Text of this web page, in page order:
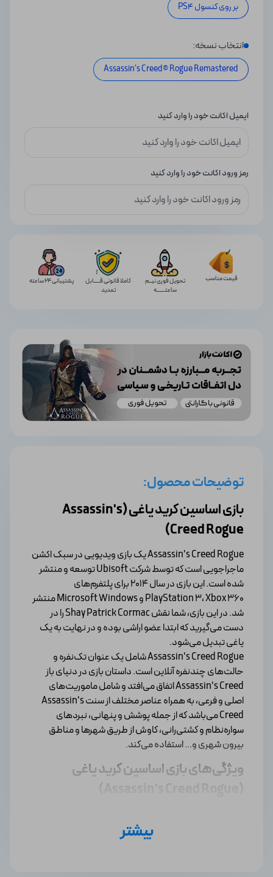
بر روی کنسول PS4
انتخاب نسخه:
Assassin's Creed® Rogue Remastered
ایمیل اکانت خود را وارد کنید
رمز ورود اکانت خود را وارد کنید
قیمت مناسب
تحویل فوری نیــم
ساعتـــــــه
کاملا قانونی قـــــابل
تمدید
پشتیبانی 24 ساعته
توضیحات محصول:
بازی اساسین کرید یاغی (Assassin's
Creed Rogue)
Assassin's Creed Rogue یک بازی ویدیویی در سبک اکشن
ماجراجویی است که توسط شرکت Ubisoft توسعه و منتشر
شده است. این بازی در سال ۲۰۱۴ برای پلتفرم‌های
PlayStation 3، Xbox 360 و Microsoft Windows منتشر
شد. در این بازی، شما نقش Shay Patrick Cormac را در
دست می‌گیرید که ابتدا عضو اراشی بوده و در نهایت به یک
یاغی تبدیل می‌شود.
Assassin's Creed Rogue شامل یک عنوان تک‌نفره و
حالت‌های چند‌نفره آنلاین است. داستان بازی در دنیای باز
Assassin's Creed اتفاق می‌افتد و شامل ماموریت‌های
اصلی و فرعی، به همراه عناصر مختلف از سنت Assassin's
Creed می‌باشد که از جمله پوشش و پنهانی، نبردهای
سواره‌نظام و کشتی‌رانی، کاوش از طریق شهرها و مناطق
بیرون شهری و... استفاده می‌کند.
ویژگی‌های بازی اساسین کرید یاغی
که به تبدیل شدن به یک تروریست مجبور می‌شود، قرار
بیشتر